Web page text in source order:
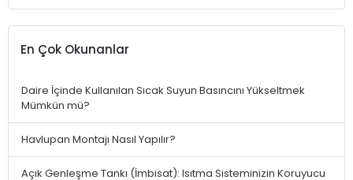
En Çok Okunanlar
Daire İçinde Kullanılan Sıcak Suyun Basıncını Yükseltmek
Mümkün mü?
Havlupan Montajı Nasıl Yapılır?
Açık Genleşme Tankı (İmbisat): Isıtma Sisteminizin Koruyucu